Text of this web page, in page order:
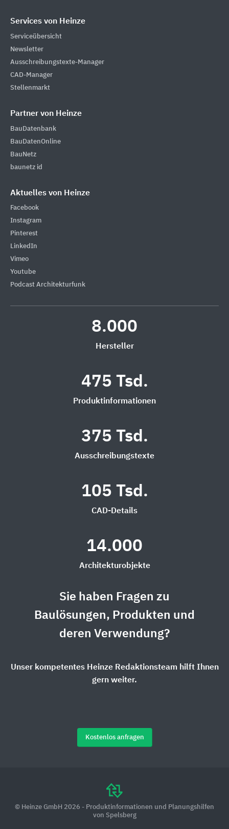
Services von Heinze
Serviceübersicht
Newsletter
Ausschreibungstexte-Manager
CAD-Manager
Stellenmarkt
Partner von Heinze
BauDatenbank
BauDatenOnline
BauNetz
baunetz id
Aktuelles von Heinze
Facebook
Instagram
Pinterest
LinkedIn
Vimeo
Youtube
Podcast Architekturfunk
8.000
Hersteller
475 Tsd.
Produktinformationen
375 Tsd.
Ausschreibungstexte
105 Tsd.
CAD-Details
14.000
Architekturobjekte
Sie haben Fragen zu
Baulösungen, Produkten und
deren Verwendung?
Unser kompetentes Heinze Redaktionsteam hilft Ihnen
gern weiter.
Kostenlos anfragen
© Heinze GmbH 2026 - Produktinformationen und Planungshilfen
von Spelsberg